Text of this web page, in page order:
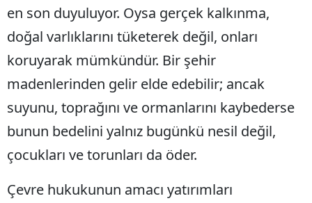
en son duyuluyor. Oysa gerçek kalkınma,
doğal varlıklarını tüketerek değil, onları
koruyarak mümkündür. Bir şehir
madenlerinden gelir elde edebilir; ancak
suyunu, toprağını ve ormanlarını kaybederse
bunun bedelini yalnız bugünkü nesil değil,
çocukları ve torunları da öder.
Çevre hukukunun amacı yatırımları